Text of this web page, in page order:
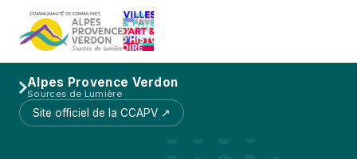
Alpes Provence Verdon
Sources de Lumière
Site officiel de la CCAPV ↗